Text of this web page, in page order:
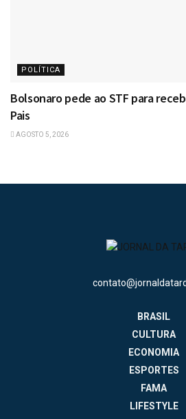
POLÍTICA
Bolsonaro pede ao STF para
Pais
AGOSTO 5, 2026
BRASIL
CULTURA
ECONOMIA
ESPORTES
FAMA
LIFESTYLE